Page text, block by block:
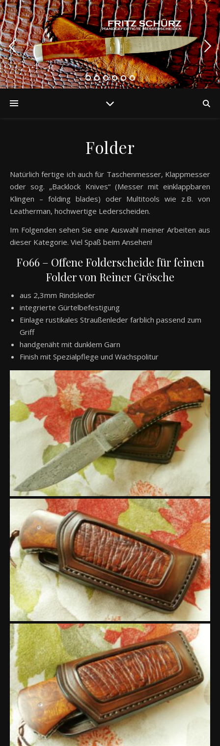
Folder
Natürlich fertige ich auch für Taschenmesser, Klappmesser
oder sog. „Backlock Knives“ (Messer mit einklappbaren
Klingen – folding blades) oder Multitools wie z.B. von
Leatherman, hochwertige Lederscheiden.
Im Folgenden sehen Sie eine Auswahl meiner Arbeiten aus
dieser Kategorie. Viel Spaß beim Ansehen!
F066 – Offene Folderscheide für feinen
Folder von Reiner Grösche
aus 2,3mm Rindsleder
integrierte Gürtelbefestigung
Einlage rustikales Straußenleder farblich passend zum
Griff
handgenäht mit dunklem Garn
Finish mit Spezialpflege und Wachspolitur